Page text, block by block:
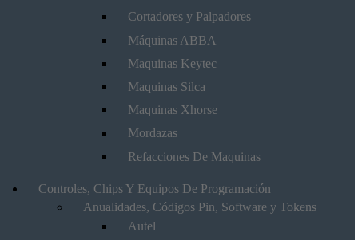
Cortadores y Palpadores
Máquinas ABBA
Maquinas Keytec
Maquinas Silca
Maquinas Xhorse
Mordazas
Refacciones De Maquinas
Controles, Chips Y Equipos De Programación
Anualidades, Códigos Pin, Software y Tokens
Autel